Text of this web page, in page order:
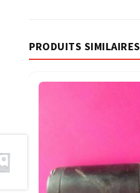
PRODUITS SIMILAIRES